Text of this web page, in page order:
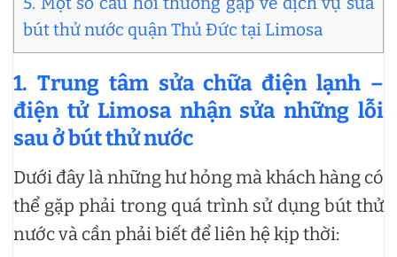
bút thử nước quận Thủ Đức tại Limosa
1. Trung tâm sửa chữa điện lạnh –
điện tử Limosa nhận sửa những lỗi
sau ở bút thử nước
Dưới đây là những hư hỏng mà khách hàng có
thể gặp phải trong quá trình sử dụng bút thử
nước và cần phải biết để liên hệ kịp thời: